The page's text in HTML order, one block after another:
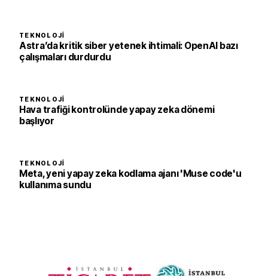
TEKNOLOJI
Astra’da kritik siber yetenek ihtimali: OpenAI bazı
çalışmaları durdurdu
TEKNOLOJI
Hava trafiği kontrolünde yapay zeka dönemi
başlıyor
TEKNOLOJI
Meta, yeni yapay zeka kodlama ajanı 'Muse code'u
kullanıma sundu